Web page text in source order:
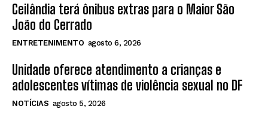
Ceilândia terá ônibus extras para o Maior São
João do Cerrado
ENTRETENIMENTO agosto 6, 2026
Unidade oferece atendimento a crianças e
adolescentes vítimas de violência sexual no DF
NOTÍCIAS agosto 5, 2026